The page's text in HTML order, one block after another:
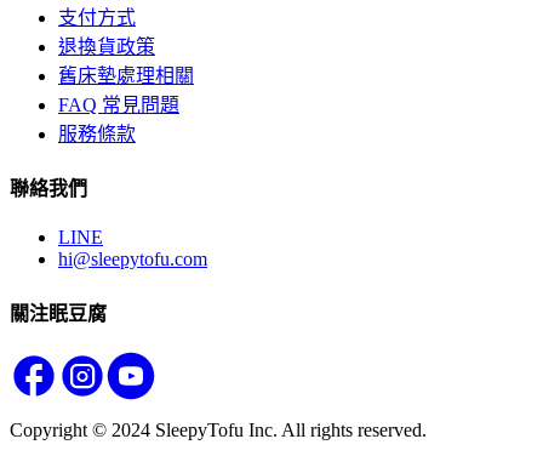
支付方式
退換貨政策
舊床墊處理相關
FAQ 常見問題
服務條款
聯絡我們
LINE
hi@sleepytofu.com
關注眠豆腐
Copyright © 2024 SleepyTofu Inc. All rights reserved.